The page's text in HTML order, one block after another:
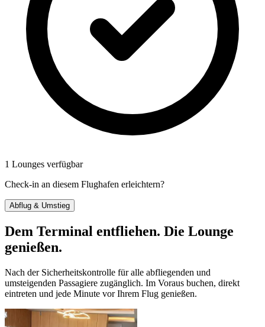
1 Lounges verfügbar
Check-in an diesem Flughafen erleichtern?
Abflug & Umstieg
Dem Terminal entfliehen. Die Lounge
genießen.
Nach der Sicherheitskontrolle für alle abfliegenden und
umsteigenden Passagiere zugänglich. Im Voraus buchen, direkt
eintreten und jede Minute vor Ihrem Flug genießen.